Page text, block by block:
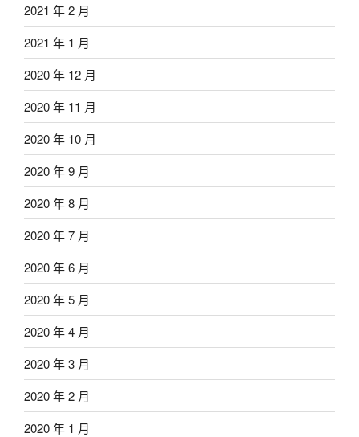
2021 年 2 月
2021 年 1 月
2020 年 12 月
2020 年 11 月
2020 年 10 月
2020 年 9 月
2020 年 8 月
2020 年 7 月
2020 年 6 月
2020 年 5 月
2020 年 4 月
2020 年 3 月
2020 年 2 月
2020 年 1 月